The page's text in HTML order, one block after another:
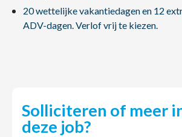
20 wettelijke vakantiedagen en 12
ADV-dagen. Verlof vrij te kiezen.
Solliciteren of meer
deze job?